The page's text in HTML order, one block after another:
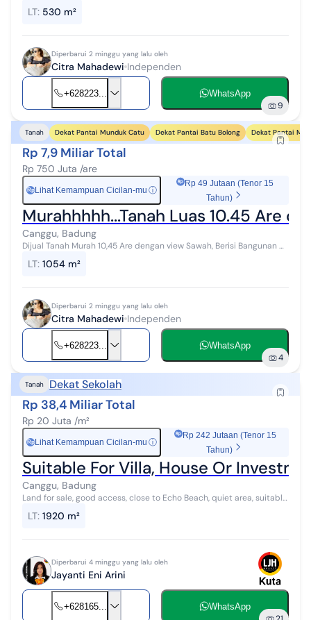
dan Pantai lima Li...
LT: 530 m²
Diperbarui 2 minggu yang lalu oleh
Citra Mahadewi Independen
+628223... WhatsApp
9
Tanah Dekat Pantai Munduk Catu Dekat Pantai Batu Bolong Dekat Pantai
Rp 7,9 Miliar Total
Rp 750 Juta /are
Rp Lihat Kemampuan Cicilan-mu ⓘ
Rp 49 Jutaan (Tenor 15
Tahun)
Murahhhhh...Tanah Luas 10.45 Are
Canggu, Badung
Dijual Tanah Murah 10,45 Are dengan view Sawah, Berisi Bangunan di
In One Of Bal...
LT: 1054 m²
Diperbarui 2 minggu yang lalu oleh
Citra Mahadewi Independen
+628223... WhatsApp
4
Tanah Dekat Sekolah
Rp 38,4 Miliar Total
Rp 20 Juta /m²
Rp Lihat Kemampuan Cicilan-mu ⓘ
Rp 242 Jutaan (Tenor 15
Tahun)
Suitable For Villa, House Or
Canggu, Badung
Land for sale, good access, close to Echo Beach, quiet area, suitable
Canggu...
LT: 1920 m²
Diperbarui 4 minggu yang lalu oleh
Jayanti Eni Arini
+628165... WhatsApp